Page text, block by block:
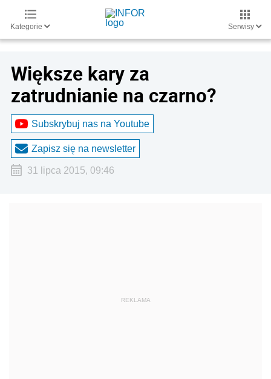
Kategorie Serwisy
Większe kary za
zatrudnianie na czarno?
Subskrybuj nas na Youtube
Zapisz się na newsletter
31 lipca 2015, 09:46